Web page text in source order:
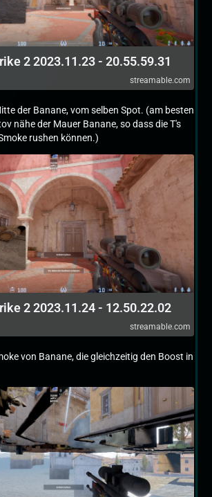
2 2023.11.23 - 20.55.59.31
streamable.com
der Banane, vom selben Spot. (am besten
nähe der Mauer Banane, so dass die T's
rushen können.)
2 2023.11.24 - 12.50.22.02
streamable.com
von Banane, die gleichzeitig den Boost in